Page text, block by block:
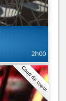
2h00
Coup de coeur